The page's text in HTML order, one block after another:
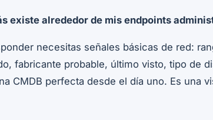
existe alrededor de mis endpoints
necesitas señales básicas de red:
fabricante probable, último visto, tipo de
CMDB perfecta desde el día uno. Es una